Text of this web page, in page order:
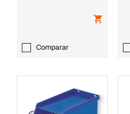
Comparar